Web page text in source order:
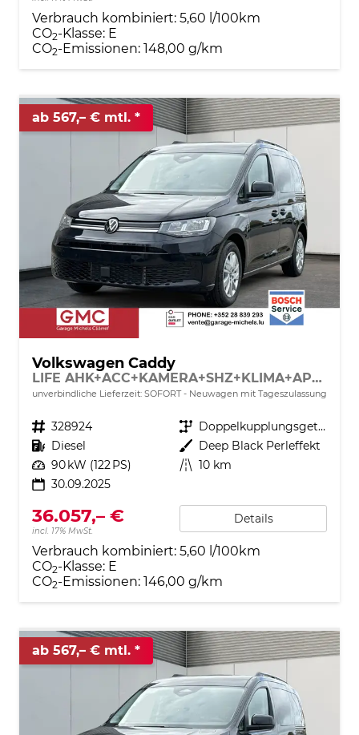
Verbrauch kombiniert: 5,60 l/100km
CO2-Klasse: E
CO2-Emissionen: 148,00 g/km
ab 567,– € mtl.
Volkswagen Caddy
LIFE AHK+ACC+KAMERA+SHZ+KLIMA+APP-CONNECT
unverbindliche Lieferzeit: SOFORT Neuwagen mit Tageszulassung
Fahrzeugnr. 328924 Getriebe
Doppelkupplungsgetriebe (DSG)
Kraftstoff Diesel Außenfarbe Deep Black Perleffekt
Leistung 90 kW (122 PS) Kilometerstand 10 km
30.09.2025
36.057,– €
incl. 17% MwSt.
Details
Verbrauch kombiniert: 5,60 l/100km
CO2-Klasse: E
CO2-Emissionen: 146,00 g/km
ab 567,– € mtl.